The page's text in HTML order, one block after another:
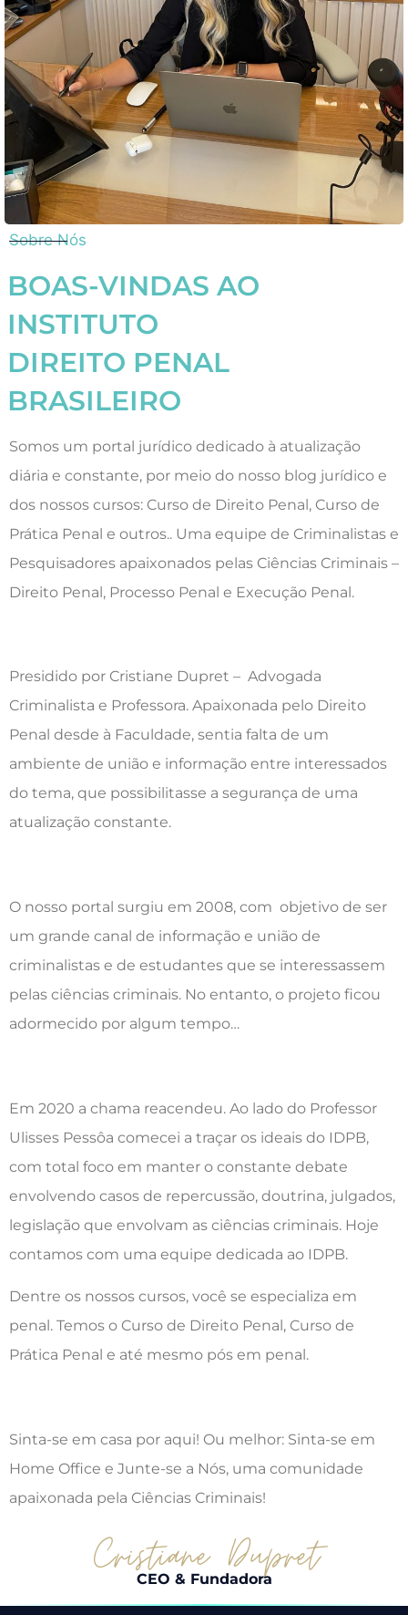
Sobre Nós
BOAS-VINDAS AO
INSTITUTO
DIREITO PENAL
BRASILEIRO
Somos um portal jurídico dedicado à atualização
diária e constante, por meio do nosso blog jurídico e
dos nossos cursos: Curso de Direito Penal, Curso de
Prática Penal e outros.. Uma equipe de Criminalistas e
Pesquisadores apaixonados pelas Ciências Criminais –
Direito Penal, Processo Penal e Execução Penal.
Presidido por Cristiane Dupret – Advogada
Criminalista e Professora. Apaixonada pelo Direito
Penal desde à Faculdade, sentia falta de um
ambiente de união e informação entre interessados
do tema, que possibilitasse a segurança de uma
atualização constante.
O nosso portal surgiu em 2008, com objetivo de ser
um grande canal de informação e união de
criminalistas e de estudantes que se interessassem
pelas ciências criminais. No entanto, o projeto ficou
adormecido por algum tempo…
Em 2020 a chama reacendeu. Ao lado do Professor
Ulisses Pessôa comecei a traçar os ideais do IDPB,
com total foco em manter o constante debate
envolvendo casos de repercussão, doutrina, julgados,
legislação que envolvam as ciências criminais. Hoje
contamos com uma equipe dedicada ao IDPB.
Dentre os nossos cursos, você se especializa em
penal. Temos o Curso de Direito Penal, Curso de
Prática Penal e até mesmo pós em penal.
Sinta-se em casa por aqui! Ou melhor: Sinta-se em
Home Office e Junte-se a Nós, uma comunidade
apaixonada pela Ciências Criminais!
CEO & Fundadora